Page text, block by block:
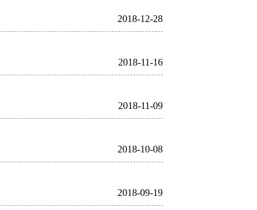
2018-12-28
2018-11-16
2018-11-09
2018-10-08
2018-09-19